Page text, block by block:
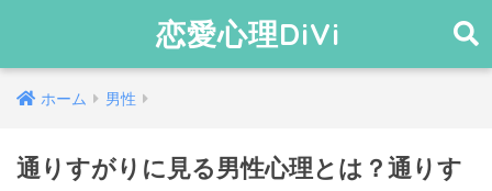
恋愛心理DiVi
ホーム 男性
通りすがりに見る男性心理とは？通りす